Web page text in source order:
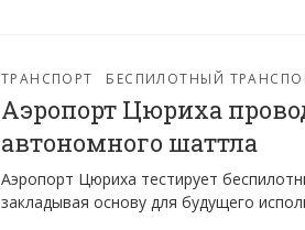
ТРАНСПОРТ БЕСПИЛОТНЫЙ
Аэропорт Цюриха
автономного шаттла
Аэропорт Цюриха тестирует
закладывая основу для будущего